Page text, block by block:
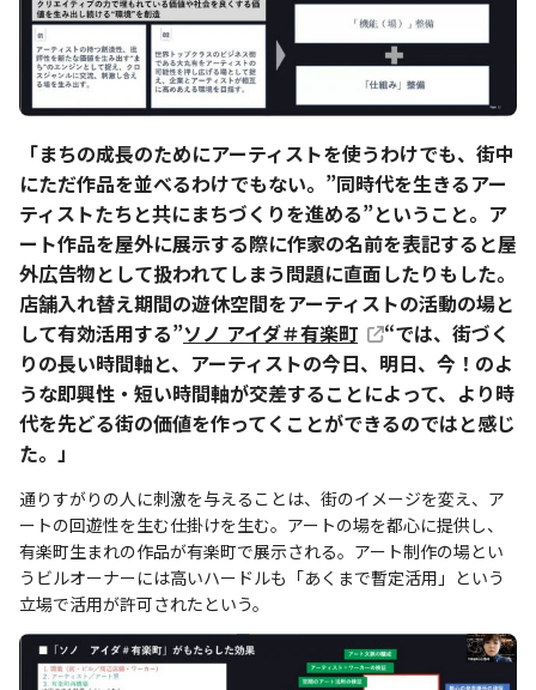
「まちの成長のためにアーティストを使うわけでも、街中
にただ作品を並べるわけでもない。”同時代を生きるアー
ティストたちと共にまちづくりを進める”ということ。ア
ート作品を屋外に展示する際に作家の名前を表記すると屋
外広告物として扱われてしまう問題に直面したりもした。
店舗入れ替え期間の遊休空間をアーティストの活動の場と
して有効活用する”ソノ アイダ＃有楽町
“では、街づく
りの長い時間軸と、アーティストの今日、明日、今！のよ
うな即興性・短い時間軸が交差することによって、より時
代を先どる街の価値を作ってくことができるのではと感じ
た。」
通りすがりの人に刺激を与えることは、街のイメージを変え、ア
ートの回遊性を生む仕掛けを生む。アートの場を都心に提供し、
有楽町生まれの作品が有楽町で展示される。アート制作の場とい
うビルオーナーには高いハードルも「あくまで暫定活用」という
立場で活用が許可されたという。